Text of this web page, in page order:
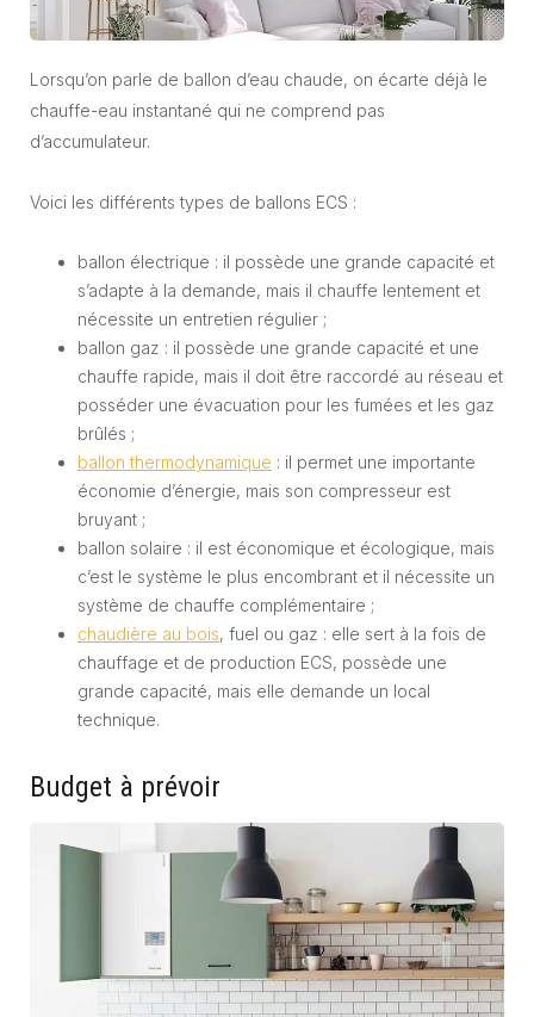
Lorsqu’on parle de ballon d’eau chaude, on écarte déjà le
chauffe-eau instantané qui ne comprend pas
d’accumulateur.
Voici les différents types de ballons ECS :
ballon électrique : il possède une grande capacité et
s’adapte à la demande, mais il chauffe lentement et
nécessite un entretien régulier ;
ballon gaz : il possède une grande capacité et une
chauffe rapide, mais il doit être raccordé au réseau et
posséder une évacuation pour les fumées et les gaz
brûlés ;
ballon thermodynamique : il permet une importante
économie d’énergie, mais son compresseur est
bruyant ;
ballon solaire : il est économique et écologique, mais
c’est le système le plus encombrant et il nécessite un
système de chauffe complémentaire ;
chaudière au bois, fuel ou gaz : elle sert à la fois de
chauffage et de production ECS, possède une
grande capacité, mais elle demande un local
technique.
Budget à prévoir